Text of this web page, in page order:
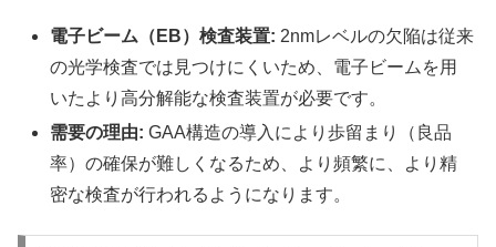
電子ビーム（EB）検査装置: 2nmレベルの欠陥は従来
の光学検査では見つけにくいため、電子ビームを用
いたより高分解能な検査装置が必要です。
需要の理由: GAA構造の導入により歩留まり（良品
率）の確保が難しくなるため、より頻繁に、より精
密な検査が行われるようになります。